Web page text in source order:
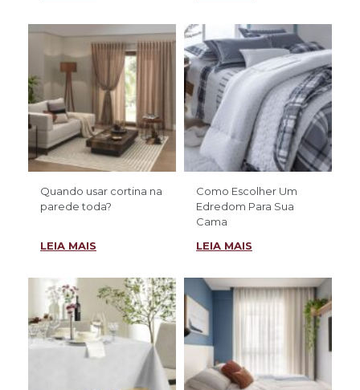
Quando usar cortina na
parede toda?
LEIA MAIS
Como Escolher Um
Edredom Para Sua
Cama
LEIA MAIS